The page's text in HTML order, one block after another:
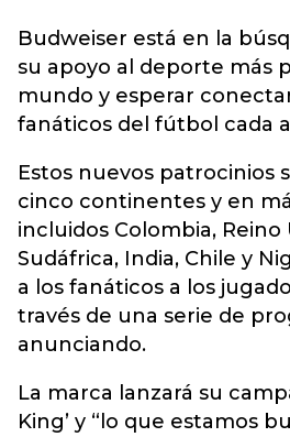
Budweiser está en la
su apoyo al deporte más
mundo y esperar
fanáticos del fútbol cada
Estos nuevos patrocinios
cinco continentes y en
incluidos Colombia, Reino
Sudáfrica, India, Chile y
a los fanáticos a los
través de una serie de
anunciando.
La marca lanzará su
King’ y “lo que estamos